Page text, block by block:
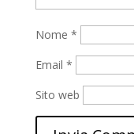
Nome *
Email *
Sito web